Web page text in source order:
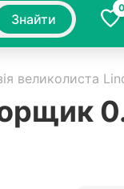
Знайти
0
великолиста